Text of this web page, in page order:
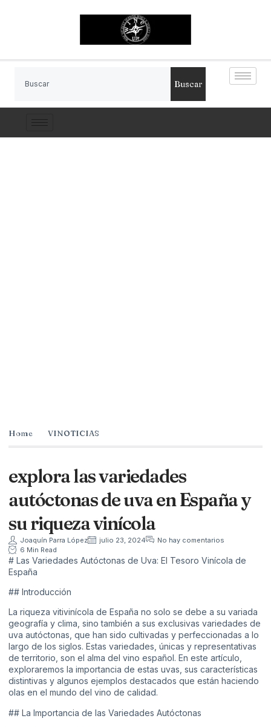
Buscar
Home VINOTICIAS
explora las variedades
autóctonas de uva en España y
su riqueza vinícola
Joaquín Parra López julio 23, 2024
No hay comentarios
6 Min Read
# Las Variedades Autóctonas de Uva: El Tesoro Vinícola de
España
## Introducción
La riqueza vitivinícola de España no solo se debe a su variada
geografía y clima, sino también a sus exclusivas variedades de
uva autóctonas, que han sido cultivadas y perfeccionadas a lo
largo de los siglos. Estas variedades, únicas y representativas
de territorio, son el alma del vino español. En este artículo,
exploraremos la importancia de estas uvas, sus características
distintivas y algunos ejemplos destacados que están haciendo
olas en el mundo del vino de calidad.
## La Importancia de las Variedades Autóctonas